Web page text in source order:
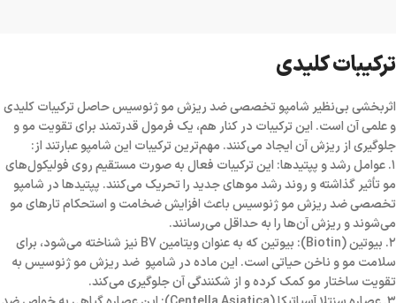
ترکیبات کلیدی
اثربخشی بی‌نظیر شامپو تخصصی ضد ریزش مو ژنوسیس حاصل ترکیبات کلیدی
و علمی آن است. این ترکیبات در کنار هم، یک فرمول قدرتمند برای تقویت مو و
جلوگیری از ریزش آن ایجاد می‌کنند. مهم‌ترین ترکیبات این شامپو عبارتند از:
۱. عوامل رشد و پپتیدها: این ترکیبات فعال به صورت مستقیم روی فولیکول‌های
مو تأثیر گذاشته و روند رشد موهای جدید را تحریک می‌کنند. پپتیدها در شامپو
تخصصی ضد ریزش مو ژنوسیس باعث افزایش ضخامت و استحکام تارهای مو
می‌شوند و ریزش آن‌ها را به حداقل می‌رسانند.
۲. بیوتین (Biotin): بیوتین که به عنوان ویتامین B7 نیز شناخته می‌شود، برای
سلامت مو و ناخن حیاتی است. این ماده در شامپو ضد ریزش مو ژنوسیس به
تقویت ساختار مو کمک کرده و از شکنندگی آن جلوگیری می‌کند.